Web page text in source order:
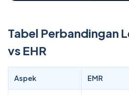
Tabel Perbandingan
vs EHR
Aspek EMR